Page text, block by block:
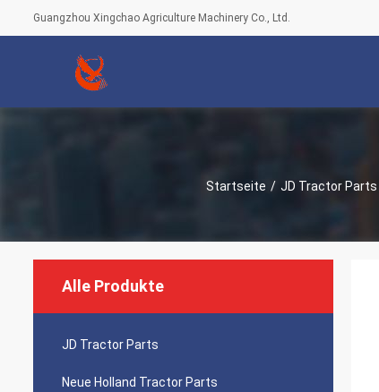
Guangzhou Xingchao Agriculture Machinery Co., Ltd.
Startseite / JD Tractor Parts
Alle Produkte
JD Tractor Parts
Neue Holland Tractor Parts